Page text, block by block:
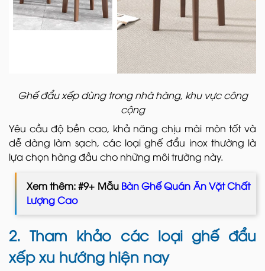
Ghế đẩu xếp dùng trong nhà hàng, khu vực công
cộng
Yêu cầu độ bền cao, khả năng chịu mài mòn tốt và
dễ dàng làm sạch, các loại ghế đẩu inox thường là
lựa chọn hàng đầu cho những môi trường này.
Xem thêm: #9+ Mẫu Bàn Ghế Quán Ăn Vặt Chất
Lượng Cao
2. Tham khảo các loại ghế đẩu
xếp xu hướng hiện nay